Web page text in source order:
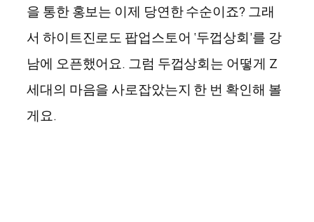
을 통한 홍보는 이제 당연한 수순이죠? 그래
서 하이트진로도 팝업스토어 ‘두껍상회’를 강
남에 오픈했어요. 그럼 두껍상회는 어떻게 Z
세대의 마음을 사로잡았는지 한 번 확인해 볼
게요.